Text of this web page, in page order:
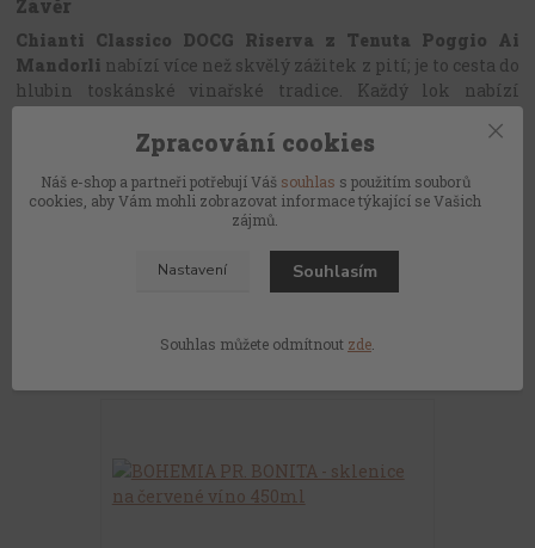
Chianti Classico DOCG Riserva z Tenuta Poggio Ai
Mandorli nabízí více než skvělý zážitek z pití; je to cesta do
hlubin toskánské vinařské tradice. Každý lok nabízí
které jsou typické pro tuto oblast.
Zpracování cookies
Náš e-shop a partneři potřebují Váš souhlas s použitím souborů
cookies, aby Vám mohli zobrazovat informace týkající se Vašich
zájmů.
Nastavení Souhlasím
Souhlas můžete odmítnout zde